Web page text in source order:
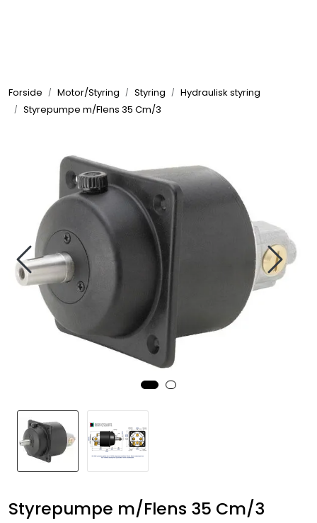
Forside Motor/Styring Styring
Hydraulisk styring
Styrepumpe m/Flens 35 Cm/3
Styrepumpe m/Flens 35 Cm/3
Komfort
VVS
Motor/Styring
Fortøyning
Seil